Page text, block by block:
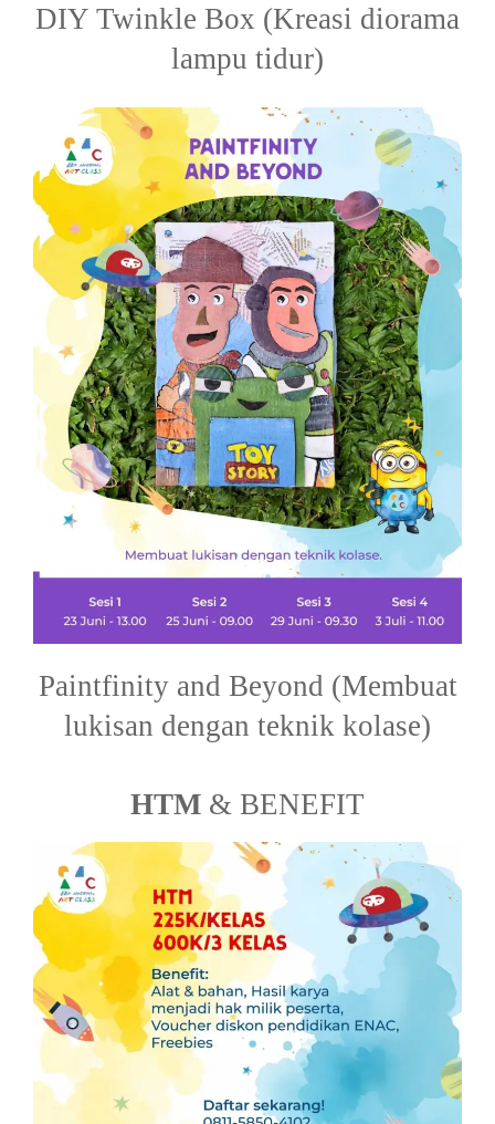
DIY Twinkle Box (Kreasi diorama
lampu tidur)
Paintfinity and Beyond (Membuat
lukisan dengan teknik kolase)
HTM & BENEFIT